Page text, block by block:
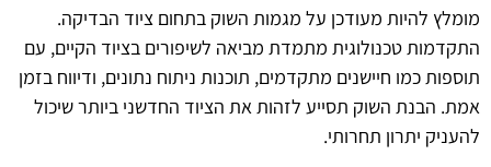
מומלץ להיות מעודכן על מגמות השוק בתחום ציוד הבדיקה.
התקדמות טכנולוגית מתמדת מביאה לשיפורים בציוד הקיים, עם
תוספות כמו חיישנים מתקדמים, תוכנות ניתוח נתונים, ודיווח בזמן
אמת. הבנת השוק תסייע לזהות את הציוד החדשני ביותר שיכול
להעניק יתרון תחרותי.